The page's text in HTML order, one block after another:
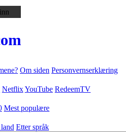
Om siden Personvernserklæring
NetflixYouTube RedeemTV
Mest populære
Etter språk